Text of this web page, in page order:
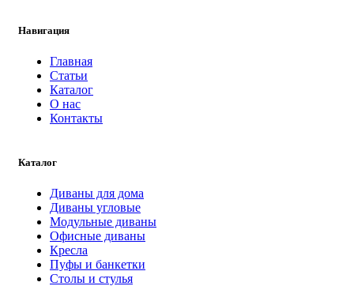
Навигация
Главная
Статьи
Каталог
О нас
Контакты
Каталог
Диваны для дома
Диваны угловые
Модульные диваны
Офисные диваны
Кресла
Пуфы и банкетки
Столы и стулья